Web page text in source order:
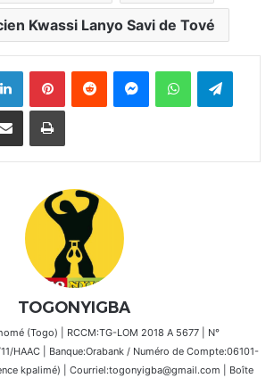
Kwassi Lanyo Savi de Tové
Linkedin PinterestReddit MessengerWhatsAppTelegram
Partager par email Imprimer
TOGONYIGBA
(Togo) | RCCM:TG-LOM 2018 A 5677 | N°
HAAC | Banque:Orabank / Numéro de Compte:06101-
kpalimé) | Courriel:togonyigba@gmail.com | Boîte